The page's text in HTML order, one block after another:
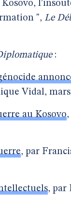
", Le
:
Vidal, mars
au Kosovo
, par
, par